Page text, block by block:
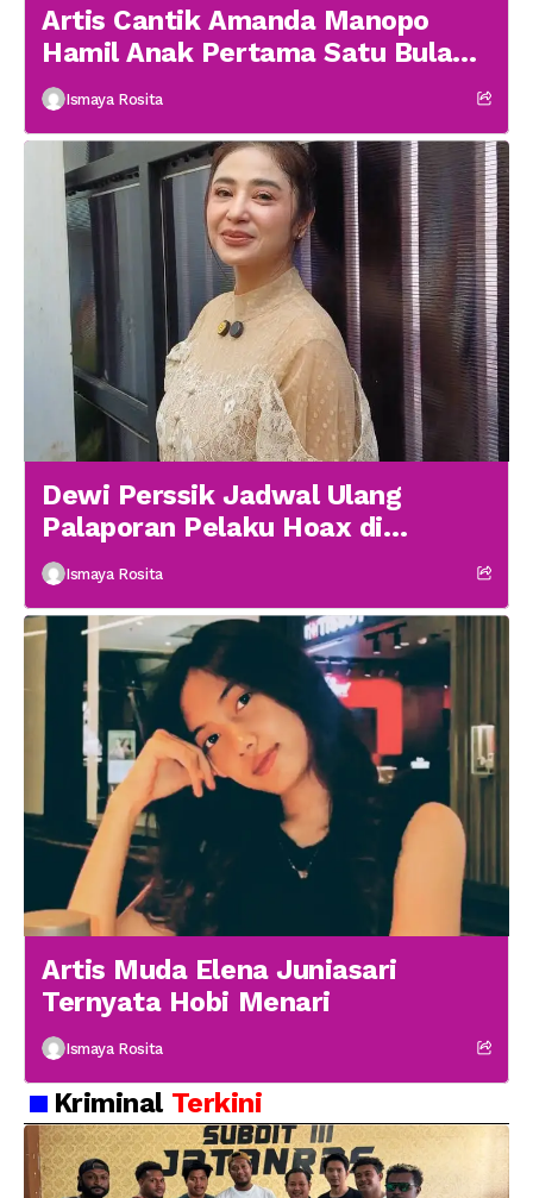
Artis Cantik Amanda Manopo
Hamil Anak Pertama Satu Bulan
menikah
Ismaya Rosita
Dewi Perssik Jadwal Ulang
Palaporan Pelaku Hoax di
Medsos
Ismaya Rosita
Artis Muda Elena Juniasari
Ternyata Hobi Menari
Ismaya Rosita
Kriminal Terkini